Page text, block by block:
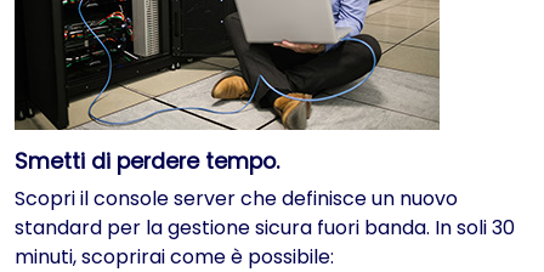
Smetti di perdere tempo.
Scopri il console server che definisce un nuovo
standard per la gestione sicura fuori banda. In soli 30
minuti, scoprirai come è possibile: